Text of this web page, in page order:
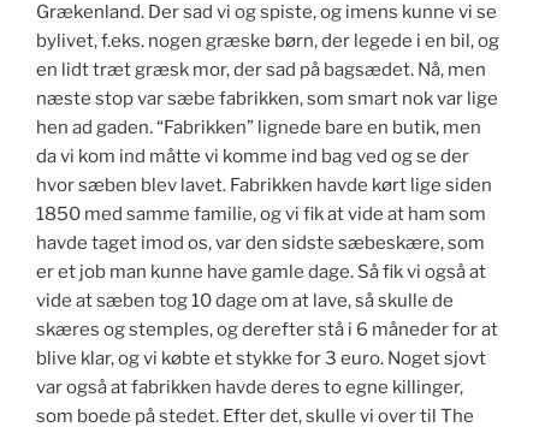
Grækenland. Der sad vi og spiste, og imens kunne vi se
bylivet, f.eks. nogen græske børn, der legede i en bil, og
en lidt træt græsk mor, der sad på bagsædet. Nå, men
næste stop var sæbe fabrikken, som smart nok var lige
hen ad gaden. “Fabrikken” lignede bare en butik, men
da vi kom ind måtte vi komme ind bag ved og se der
hvor sæben blev lavet. Fabrikken havde kørt lige siden
1850 med samme familie, og vi fik at vide at ham som
havde taget imod os, var den sidste sæbeskære, som
er et job man kunne have gamle dage. Så fik vi også at
vide at sæben tog 10 dage om at lave, så skulle de
skæres og stemples, og derefter stå i 6 måneder for at
blive klar, og vi købte et stykke for 3 euro. Noget sjovt
var også at fabrikken havde deres to egne killinger,
som boede på stedet. Efter det, skulle vi over til The